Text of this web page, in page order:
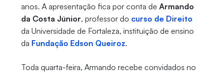
anos. A apresentação fica por conta de Armando
da Costa Júnior, professor do curso de Direito
da Universidade de Fortaleza, instituição de ensino
da Fundação Edson Queiroz.
Toda quarta-feira, Armando recebe convidados no